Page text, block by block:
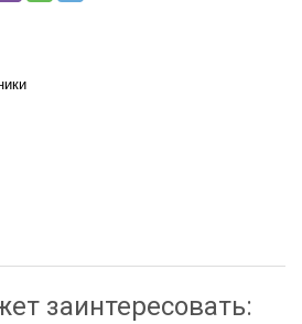
заинтересовать: